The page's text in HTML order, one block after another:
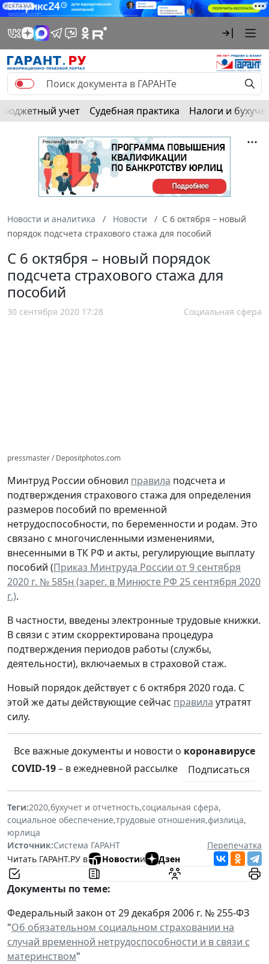
РЕКЛАМА
Бюджетный учет Судебная практика Налоги и
Новости и аналитика Новости
С 6 октября – новый
порядок подсчета страхового стажа для пособий
С 6 октября – новый порядок
подсчета страхового стажа для
пособий
30 сентября 2020 17:28 Социальная сфера
pressmaster / Depositphotos.com
Минтруд России обновил правила подсчета и
подтверждения страхового стажа для определения
размеров пособий по временной
нетрудоспособности, по беременности и родам. Это
связано с многочисленными изменениями,
внесенными в ТК РФ и акты, регулирующие выплату
пособий (Приказ Минтруда России от 9 сентября
2020 г. № 585н (зарег. в Минюсте РФ 25 сентября 2020
г.).
В частности, введены электронные трудовые книжки.
В связи с этим скорректирована процедура
подтверждения периодов работы (службы,
деятельности), включаемых в страховой стаж.
Новый порядок действует с 6 октября 2020 года. С
этой же даты действующие сейчас правила утратят
силу.
Все важные документы и новости о коронавирусе
COVID-19– в ежедневной рассылке Подписаться
Теги:2020,бухучет и отчетность,социальная сфера,
социальное обеспечение,трудовые отношения,физлица,
юрлица
Источник:Система ГАРАНТ
Перепечатка
Читать ГАРАНТ.РУ в
Новостии Дзен
Документы по теме:
Федеральный закон от 29 декабря 2006 г. № 255-ФЗ
"Об обязательном социальном страховании на
случай временной нетрудоспособности и в связи с
материнством"